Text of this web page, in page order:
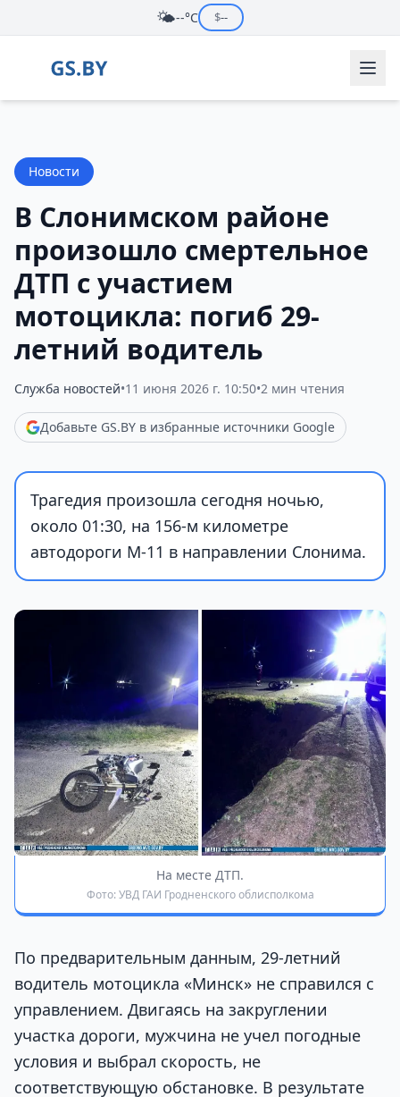
🌤️--°C $--
Новости
В Слонимском районе
произошло смертельное
ДТП с участием
мотоцикла: погиб 29-
летний водитель
Служба новостей•11 июня 2026 г. 10:50•2 мин чтения
Добавьте GS.BY в избранные источники Google
Трагедия произошла сегодня ночью,
около 01:30, на 156-м километре
автодороги М-11 в направлении Слонима.
На месте ДТП.
Фото: УВД ГАИ Гродненского облисполкома
По предварительным данным, 29-летний
водитель мотоцикла «Минск» не справился с
управлением. Двигаясь на закруглении
участка дороги, мужчина не учел погодные
условия и выбрал скорость, не
соответствующую обстановке. В результате